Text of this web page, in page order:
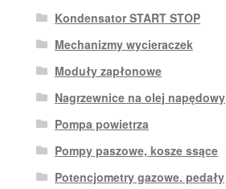
Kondensator START STOP
Mechanizmy wycieraczek
Moduły zapłonowe
Nagrzewnice na olej napędowy
Pompa powietrza
Pompy paszowe, kosze ssące
Potencjometry gazowe. pedały